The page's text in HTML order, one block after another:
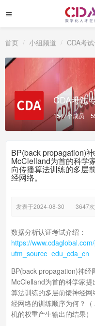
首页 小组频道 CDA考
CDA考试
1547个成员
BP(back propagation)
McClelland为首的科学
向传播算法训练的多层
经网络。
发表于2024-08-30 3647
数据分析认证考试介绍：
https://
utm_source=edu_cda_cn
BP(back propagation)神经
McClelland为首的科学家
算法训练的多层前馈神经
经网络的训练顺序为何？
机的权重产生输出的结果）